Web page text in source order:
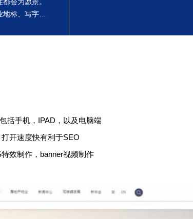
地标、写字
括手机，IPAD，以及电脑端
开速度快有利于SEO
效制作，banner视频制作